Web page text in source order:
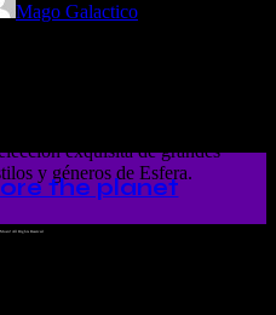
Mago Galactico
exquisita de grandes
y géneros de Esfera.
the planet
All Rights Reserved